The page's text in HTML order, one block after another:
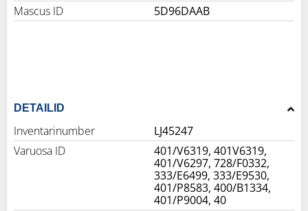
Mascus ID
5D96DAAB
DETAILID
Inventarinumber
LJ45247
Varuosa ID
401/V6319, 401V6319,
401/V6297, 728/F0332,
333/E6499, 333/E9530,
401/P8583, 400/B1334,
401/P9004, 40